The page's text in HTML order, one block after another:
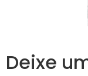
Deixe